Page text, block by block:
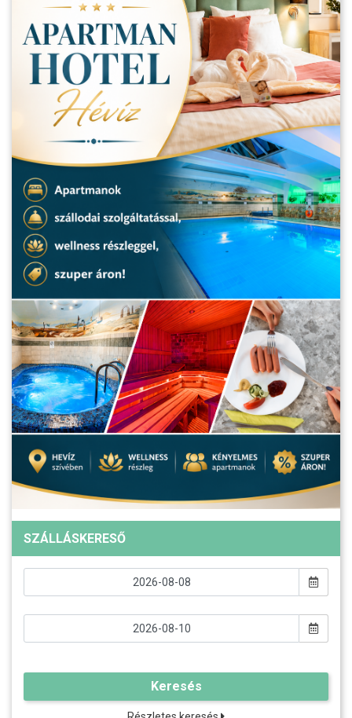
SZÁLLÁSKERESŐ
Keresés